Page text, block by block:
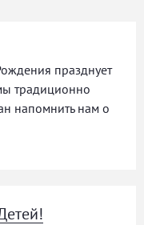
празднует
традиционно
напомнить нам о